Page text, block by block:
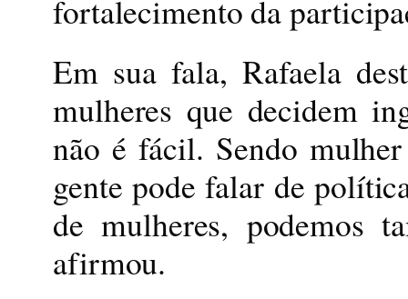
fortalecimento da
Em sua fala, Rafaela
mulheres que decidem
não é fácil. Sendo
gente pode falar de
de mulheres, podemos
afirmou.